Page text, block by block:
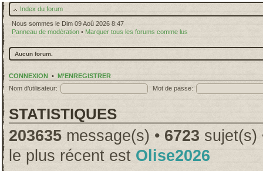
Index du forum
Nous sommes le Dim 09 Aoû 2026 8:47
Panneau de modération • Marquer tous les forums comme lus
Aucun forum.
CONNEXION • M’ENREGISTRER
Nom d’utilisateur:
Mot de passe:
STATISTIQUES
203635 message(s) • 6723 sujet(s)
le plus récent est Olise2026